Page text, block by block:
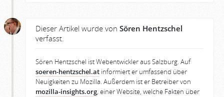
Dieser Artikel wurde von Sören Hentzschel
verfasst.
Sören Hentzschel ist Webentwickler aus Salzburg. Auf
soeren-hentzschel.at informiert er umfassend über
Neuigkeiten zu Mozilla. Außerdem ist er Betreiber von
mozilla-insights.org, einer Website, welche Fakten über